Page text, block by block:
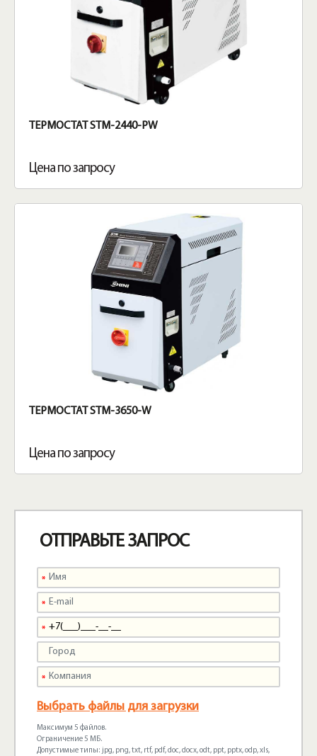
ТЕРМОСТАТ STM-2440-PW
Цена по запросу
ТЕРМОСТАТ STM-3650-W
Цена по запросу
ОТПРАВЬТЕ ЗАПРОС
Выбрать файлы для загрузки
Максимум 5 файлов.
Ограничение 5 МБ.
Допустимые типы: jpg, png, txt, rtf, pdf, doc, docx, odt, ppt, pptx, odp, xls,